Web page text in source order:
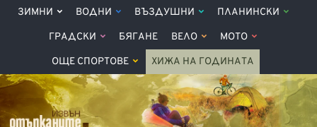
ЗИМНИ ВОДНИ ВЪЗДУШНИ ПЛАНИНСКИ
ГРАДСКИ БЯГАНЕ ВЕЛО МОТО
ОЩЕ СПОРТОВЕ ХИЖА НА ГОДИНАТА